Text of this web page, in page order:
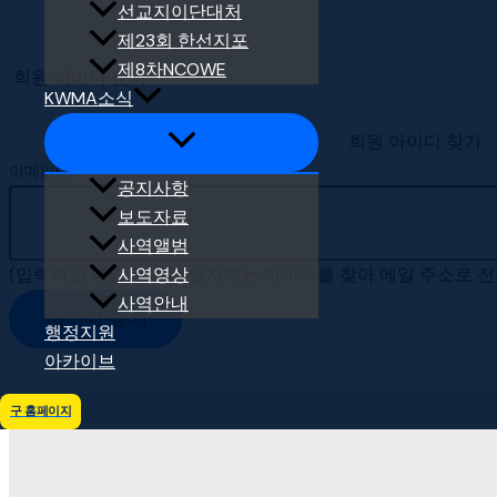
선교지이단대처
제23회 한선지포
제8차NCOWE
KWMA소식
공지사항
보도자료
사역앨범
사역영상
사역안내
행정지원
아카이브
구 홈페이지
회원 아이디 찾기
이메일(*)
(입력하신 메일 주소와 일치하는 아이디를 찾아 메일 주소로 전
아이디 찾기